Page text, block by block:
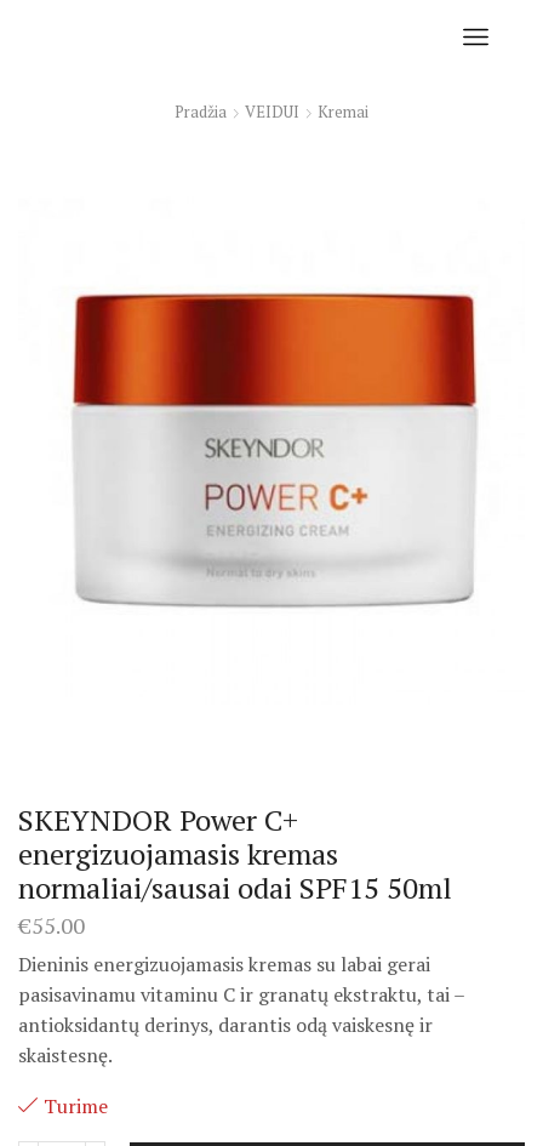
Pradžia VEIDUI Kremai
SKEYNDOR Power C+
energizuojamasis kremas
normaliai/sausai odai SPF15 50ml
€55.00
Dieninis energizuojamasis kremas su labai gerai
pasisavinamu vitaminu C ir granatų ekstraktu, tai –
antioksidantų derinys, darantis odą vaiskesnę ir
skaistesnę.
Turime